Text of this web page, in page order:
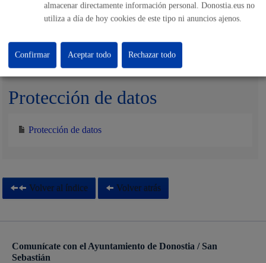
Responsable de la tramitación
Departamento: Dirección de Presidencia
Protección de datos
Protección de datos
Volver al índice Volver atrás
Comunícate con el Ayuntamiento de Donostia / San
Sebastián
almacenar directamente información personal. Donostia.eus no
utiliza a día de hoy cookies de este tipo ni anuncios ajenos.
Rechazar todo
Confirmar Aceptar todo